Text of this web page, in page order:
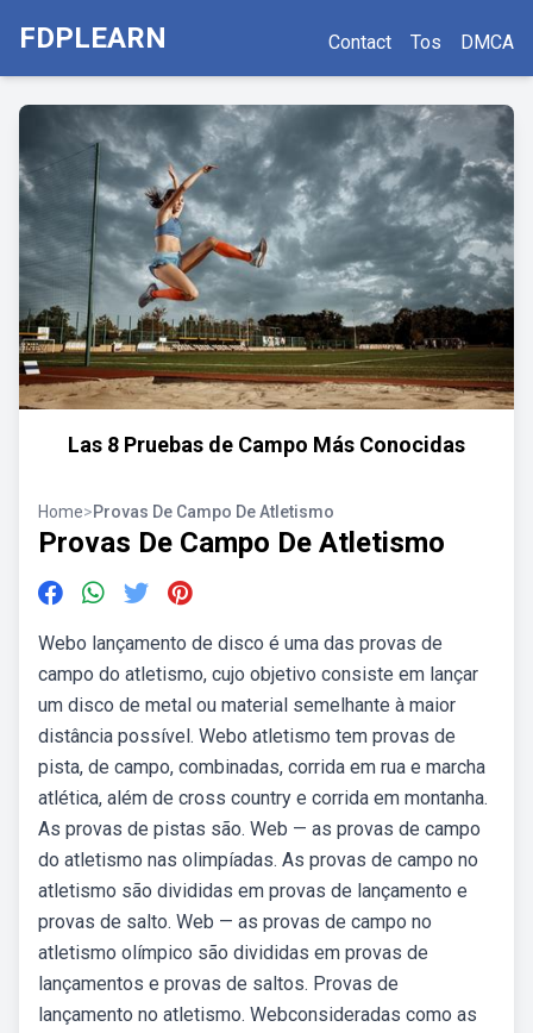
FDPLEARN Contact Tos DMCA
Las 8 Pruebas de Campo Más Conocidas
Home>Provas De Campo De Atletismo
Provas De Campo De Atletismo
Webo lançamento de disco é uma das provas de
campo do atletismo, cujo objetivo consiste em lançar
um disco de metal ou material semelhante à maior
distância possível. Webo atletismo tem provas de
pista, de campo, combinadas, corrida em rua e marcha
atlética, além de cross country e corrida em montanha.
As provas de pistas são. Web — as provas de campo
do atletismo nas olimpíadas. As provas de campo no
atletismo são divididas em provas de lançamento e
provas de salto. Web — as provas de campo no
atletismo olímpico são divididas em provas de
lançamentos e provas de saltos. Provas de
lançamento no atletismo. Webconsideradas como as